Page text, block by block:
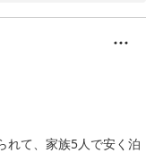
頂戴し、大変光栄で
もご提供しておりま
くださいませ。
ご滞在をご提供でき
れて、家族5人で安く泊